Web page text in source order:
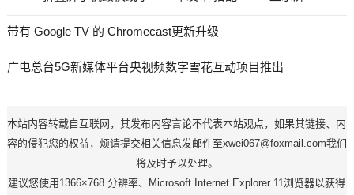
带有 Google TV 的 Chromecast更新升级
广电总台5G新媒体平台央视频数字雪花互动项目推出
本站内容转载自互联网，其发布内容言论不代表本站观点，如果其链接、内
容的侵犯您的权益，烦请提交相关信息发邮件至xwei067@foxmail.com我们
将及时予以处理。
建议您使用1366×768 分辨率、Microsoft Internet Explorer 11浏览器以获得